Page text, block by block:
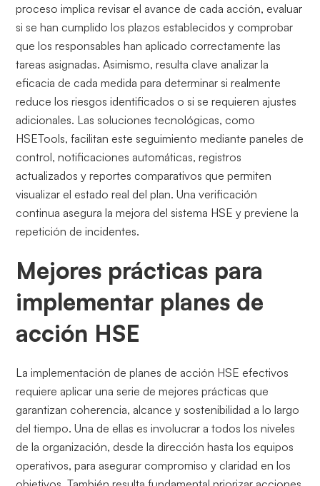
proceso implica revisar el avance de cada acción, evaluar
si se han cumplido los plazos establecidos y comprobar
que los responsables han aplicado correctamente las
tareas asignadas. Asimismo, resulta clave analizar la
eficacia de cada medida para determinar si realmente
reduce los riesgos identificados o si se requieren ajustes
adicionales. Las soluciones tecnológicas, como
HSETools, facilitan este seguimiento mediante paneles de
control, notificaciones automáticas, registros
actualizados y reportes comparativos que permiten
visualizar el estado real del plan. Una verificación
continua asegura la mejora del sistema HSE y previene la
repetición de incidentes.
Mejores prácticas para
implementar planes de
acción HSE
La implementación de planes de acción HSE efectivos
requiere aplicar una serie de mejores prácticas que
garantizan coherencia, alcance y sostenibilidad a lo largo
del tiempo. Una de ellas es involucrar a todos los niveles
de la organización, desde la dirección hasta los equipos
operativos, para asegurar compromiso y claridad en los